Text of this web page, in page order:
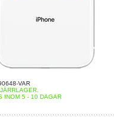
VAR
INOM 5 - 10 DAGAR